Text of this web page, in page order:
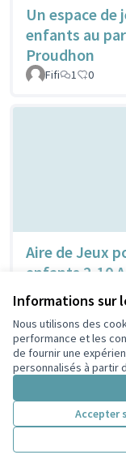
Informations sur
Nous utilisons des
performance et les
de fournir une
personnalisés à partir
Accepter
Un espace de
enfants au
Proudhon
Fifi 1 0
Aire de Jeux
enfants 2-10
BURGAT